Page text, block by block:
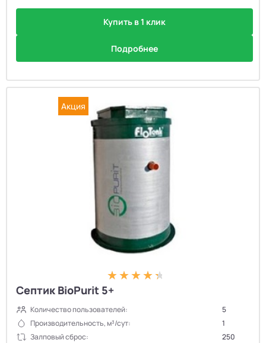
Купить в 1 клик
Подробнее
Акция
Септик BioPurit 5+
Количество пользователей:
5
Производительность, м³/сут:
1
Залповый сброс:
250